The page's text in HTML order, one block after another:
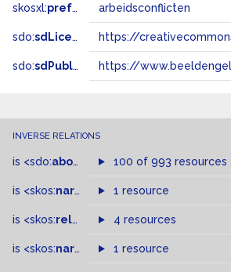
skosxl:prefLabel arbeidsconflicten
sdo:sdLicense
sdo:sdPublisher https://
INVERSE RELATIONS
is <sdo:about of 100 of 993 resources
is <skos:narrowMatch >of
1 resource
is <skos:related > of4 resources
is <skos:narrower >of
1 resource